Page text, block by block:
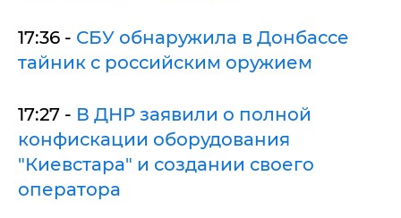
17:36 - СБУ обнаружила в Донбассе
тайник с российским оружием
17:27 - В ДНР заявили о полной
конфискации оборудования
"Киевстара" и создании своего
оператора